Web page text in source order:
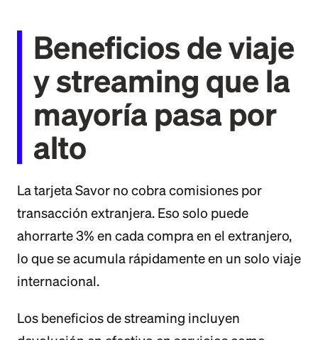
Beneficios de viaje
y streaming que la
mayoría pasa por
alto
La tarjeta Savor no cobra comisiones por
transacción extranjera. Eso solo puede
ahorrarte 3% en cada compra en el extranjero,
lo que se acumula rápidamente en un solo viaje
internacional.
Los beneficios de streaming incluyen